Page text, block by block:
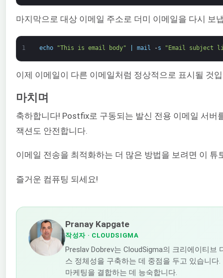
마지막으로 대상 이메일 주소로 더미 이메일을 다시 보
1 echo "This is email body" mail -s "Email subject
이제 이메일이 다른 이메일처럼 정상적으로 표시될 것
마치며
축하합니다! Postfix로 구동되는 발신 전용 이메일 서
잭션도 안전합니다.
이메일 전송을 최적화하는 더 많은 방법을 보려면 이
즐거운 컴퓨팅 되세요!
Pranay Kapgate
작성자· CLOUDSIGMA
Preslav Dobrev는 CloudSigma의 크리에이티
스 정체성을 구축하는 데 중점을 두고 있습니
마케팅을 결합하는 데 능숙합니다.